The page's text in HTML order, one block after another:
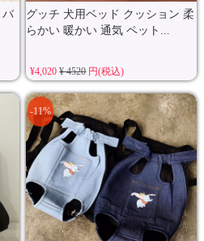
バ
グッチ 犬用ベッド クッション 柔
らかい 暖かい 通気 ペット...
¥4,020¥ 4520円(税込)
-11%